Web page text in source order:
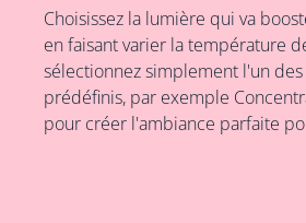
Choisissez la lumière qui va
en faisant varier la température
sélectionnez simplement l'un
prédéfinis, par exemple
pour créer l'ambiance parfaite